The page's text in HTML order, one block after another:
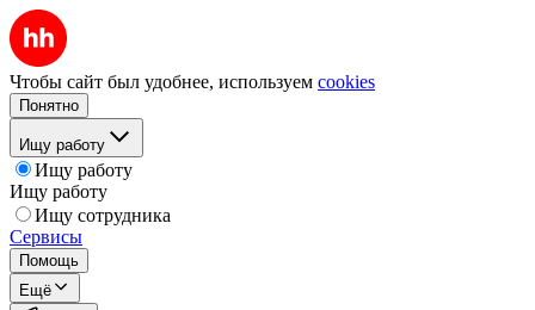
Чтобы сайт был удобнее, используем cookies
Понятно
Ищу работу
Ищу работу
Ищу работу
Ищу сотрудника
Сервисы
Помощь
Ещё